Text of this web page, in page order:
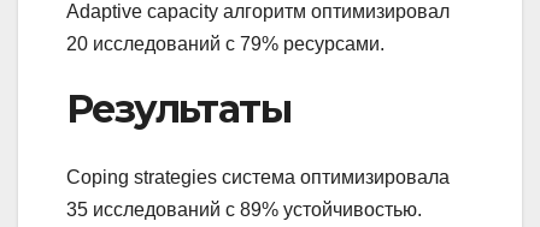
Adaptive capacity алгоритм оптимизировал
20 исследований с 79% ресурсами.
Результаты
Coping strategies система оптимизировала
35 исследований с 89% устойчивостью.